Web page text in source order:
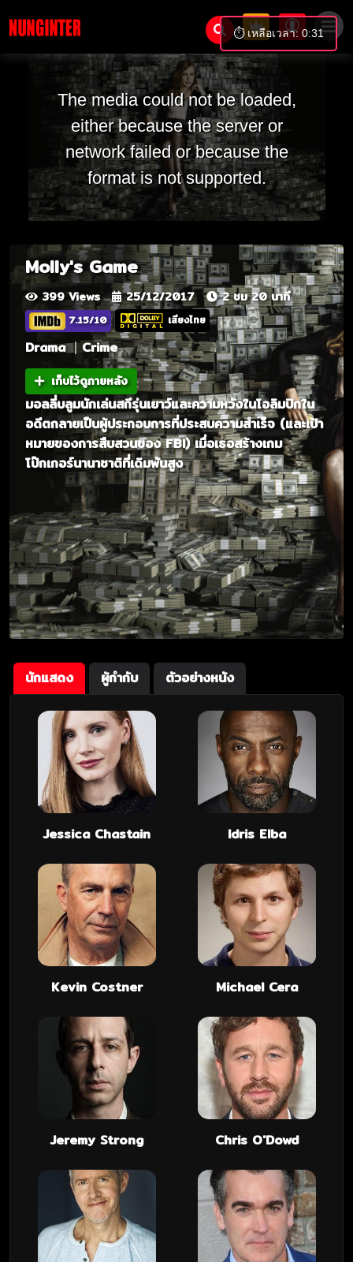
The media could not be loaded,
either because the server or
network failed or because the
format is not supported.
Molly's Game
399 Views 25/12/2017 2 ชม 20 นาที
7.15/10 เสียงไทย
Drama Crime
เก็บไว้ดูภายหลัง
มอลลี่บลูมนักเล่นสกีรุ่นเยาว์และความหวังในโอลิมปิกใน
อดีตกลายเป็นผู้ประกอบการที่ประสบความสำเร็จ (และเป้า
หมายของการสืบสวนของ FBI) ​​เมื่อเธอสร้างเกม
โป๊กเกอร์นานาชาติที่เดิมพันสูง
นักแสดง ผู้กำกับ ตัวอย่างหนัง
Jessica Chastain Idris Elba
Kevin Costner Michael Cera
Jeremy Strong Chris O'Dowd
⏱️ เหลือเวลา: 0:31